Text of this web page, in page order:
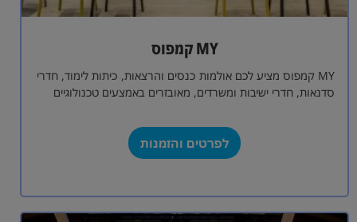
MY קמפוס
MY קמפוס מציע לכם אולמות כנסים והרצאות, כיתות לימוד, חדרי
סדנאות, חדרי ישיבות ומשרדים, מאובזרים באמצעים טכנולוגיים
לפרטים והזמנות